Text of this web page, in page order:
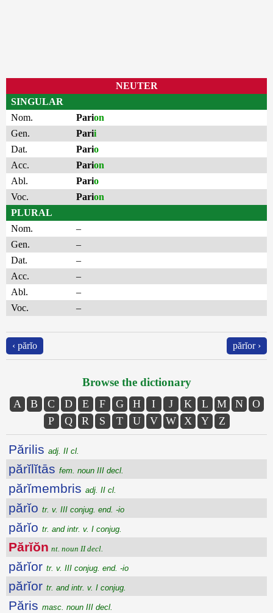
NEUTER
SINGULAR
Nom.
Parion
Gen.
Parii
Dat.
Pario
Acc.
Parion
Abl.
Pario
Voc.
Parion
PLURAL
Nom.
–
Gen.
–
Dat.
–
Acc.
–
Abl.
–
Voc.
–
‹ părĭo părĭor ›
Browse the dictionary
A B C D E F G H I J K L M N
O
P
Q R S T U V W X Y Z
Părilis adj. II cl.
părĭlĭtās fem. noun III decl.
părĭmembris adj. II cl.
părĭo tr. v. III conjug. end. -io
părĭo tr. and intr. v. I conjug.
Părĭŏn nt. noun II decl.
părĭor tr. v. III conjug. end. -io
părĭor tr. and intr. v. I conjug.
Păris masc. noun III decl.